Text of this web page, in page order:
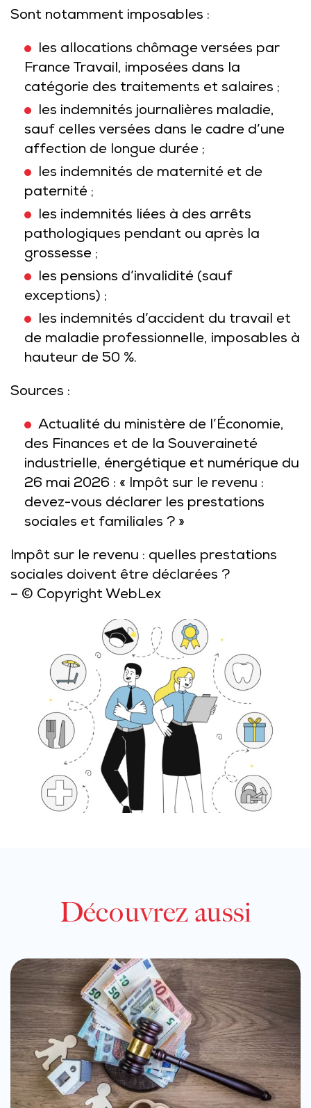
Sont notamment imposables :
les allocations chômage versées par
France Travail, imposées dans la
catégorie des traitements et salaires ;
les indemnités journalières maladie,
sauf celles versées dans le cadre d’une
affection de longue durée ;
les indemnités de maternité et de
paternité ;
les indemnités liées à des arrêts
pathologiques pendant ou après la
grossesse ;
les pensions d’invalidité (sauf
exceptions) ;
les indemnités d’accident du travail et
de maladie professionnelle, imposables à
hauteur de 50 %.
Sources :
Actualité du ministère de l’Économie,
des Finances et de la Souveraineté
industrielle, énergétique et numérique du
26 mai 2026 : « Impôt sur le revenu :
devez-vous déclarer les prestations
sociales et familiales ? »
Impôt sur le revenu : quelles prestations
sociales doivent être déclarées ?
– © Copyright WebLex
Découvrez aussi